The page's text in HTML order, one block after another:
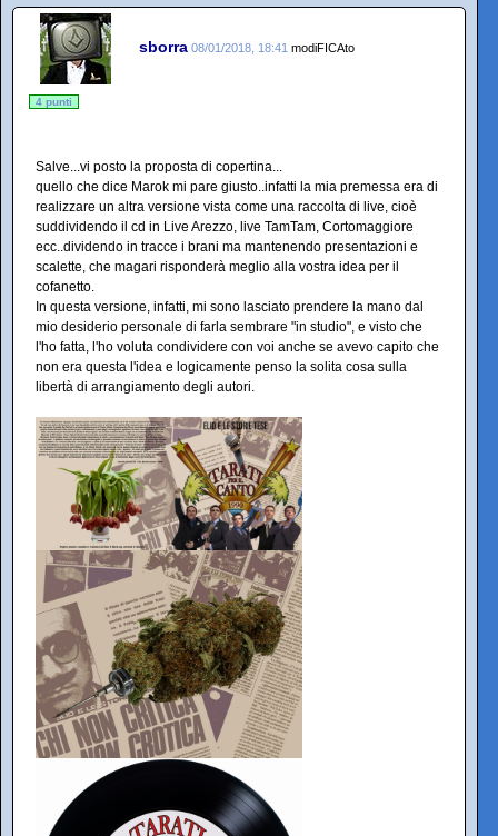
sborra 08/01/2018, 18:41 modiFICAto
4 punti
Salve...vi posto la proposta di copertina...
quello che dice Marok mi pare giusto..infatti la mia premessa era di
realizzare un altra versione vista come una raccolta di live, cioè
suddividendo il cd in Live Arezzo, live TamTam, Cortomaggiore
ecc..dividendo in tracce i brani ma mantenendo presentazioni e
scalette, che magari risponderà meglio alla vostra idea per il
cofanetto.
In questa versione, infatti, mi sono lasciato prendere la mano dal
mio desiderio personale di farla sembrare "in studio", e visto che
l'ho fatta, l'ho voluta condividere con voi anche se avevo capito che
non era questa l'idea e logicamente penso la solita cosa sulla
libertà di arrangiamento degli autori.